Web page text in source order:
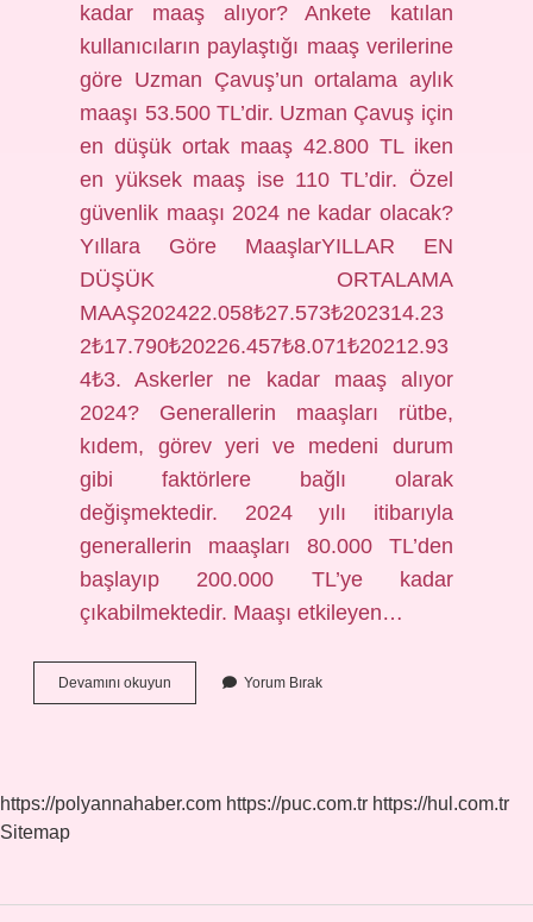
kadar maaş alıyor? Ankete katılan
kullanıcıların paylaştığı maaş verilerine
göre Uzman Çavuş’un ortalama aylık
maaşı 53.500 TL’dir. Uzman Çavuş için
en düşük ortak maaş 42.800 TL iken
en yüksek maaş ise 110 TL’dir. Özel
güvenlik maaşı 2024 ne kadar olacak?
Yıllara Göre MaaşlarYILLAR EN
DÜŞÜK ORTALAMA
MAAŞ202422.058₺27.573₺202314.23
2₺17.790₺20226.457₺8.071₺20212.93
4₺3. Askerler ne kadar maaş alıyor
2024? Generallerin maaşları rütbe,
kıdem, görev yeri ve medeni durum
gibi faktörlere bağlı olarak
değişmektedir. 2024 yılı itibarıyla
generallerin maaşları 80.000 TL’den
başlayıp 200.000 TL’ye kadar
çıkabilmektedir. Maaşı etkileyen…
Devamını okuyun
Güvenlik
Yorum Bırak
https://polyannahaber.com https://puc.com.tr https://hul.com.tr
Sitemap